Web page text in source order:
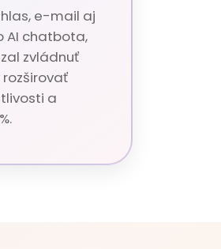
e-mail aj
AI chatbota,
zvládnuť
a